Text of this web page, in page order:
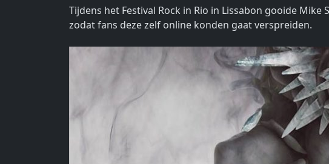
Tijdens het Festival Rock in Rio in Lissabon gooide
zodat fans deze zelf online konden gaat verspreiden.